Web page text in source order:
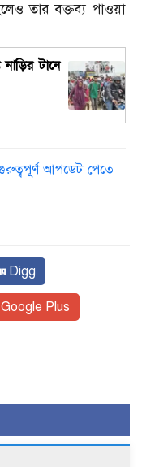
তার বক্তব্য পাওয়া
টানে
আপডেট পেতে
Digg
Google Plus